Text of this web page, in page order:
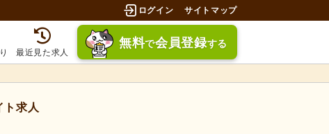
ログイン サイトマップ
最近見た求人
無料で会員登録する
ト求人